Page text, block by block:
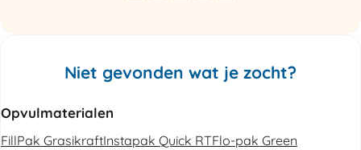
Niet gevonden wat je zocht?
Opvulmaterialen
FillPak GrasikraftInstapak Quick RTFlo-pak Green